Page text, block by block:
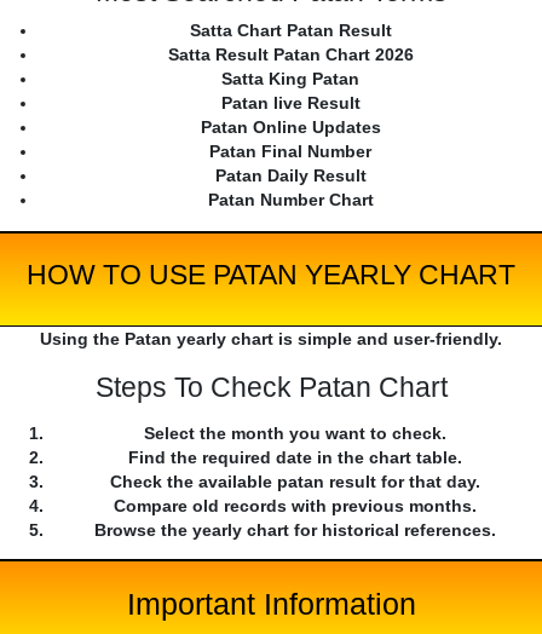
Satta Chart Patan Result
Satta Result Patan Chart 2026
Satta King Patan
Patan live Result
Patan Online Updates
Patan Final Number
Patan Daily Result
Patan Number Chart
HOW TO USE PATAN YEARLY CHART
Using the Patan yearly chart is simple and user-friendly.
Steps To Check Patan Chart
Select the month you want to check.
Find the required date in the chart table.
Check the available patan result for that day.
Compare old records with previous months.
Browse the yearly chart for historical references.
Important Information